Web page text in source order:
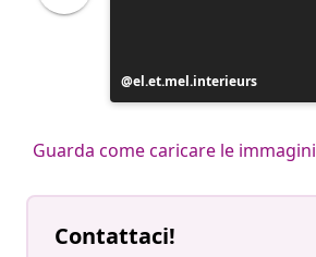
Post
pubblicato
el.et.mel.interieurs
Guarda come caricare le immagini
Contattaci!